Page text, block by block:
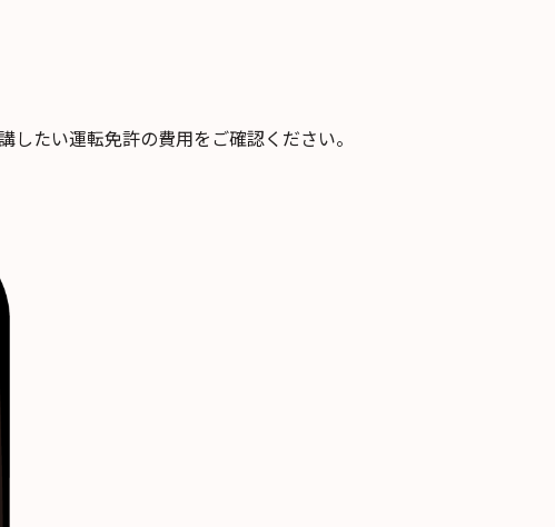
たい運転免許の費用をご確認ください。